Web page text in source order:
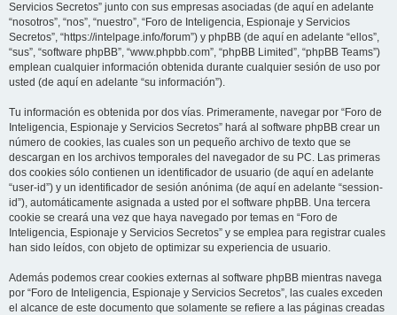
Servicios Secretos” junto con sus empresas asociadas (de aquí en adelante
“nosotros”, “nos”, “nuestro”, “Foro de Inteligencia, Espionaje y Servicios
Secretos”, “https://intelpage.info/forum”) y phpBB (de aquí en adelante “ellos”,
“sus”, “software phpBB”, “www.phpbb.com”, “phpBB Limited”, “phpBB Teams”)
emplean cualquier información obtenida durante cualquier sesión de uso por
usted (de aquí en adelante “su información”).
Tu información es obtenida por dos vías. Primeramente, navegar por “Foro de
Inteligencia, Espionaje y Servicios Secretos” hará al software phpBB crear un
número de cookies, las cuales son un pequeño archivo de texto que se
descargan en los archivos temporales del navegador de su PC. Las primeras
dos cookies sólo contienen un identificador de usuario (de aquí en adelante
“user-id”) y un identificador de sesión anónima (de aquí en adelante “session-
id”), automáticamente asignada a usted por el software phpBB. Una tercera
cookie se creará una vez que haya navegado por temas en “Foro de
Inteligencia, Espionaje y Servicios Secretos” y se emplea para registrar cuales
han sido leídos, con objeto de optimizar su experiencia de usuario.
Además podemos crear cookies externas al software phpBB mientras navega
por “Foro de Inteligencia, Espionaje y Servicios Secretos”, las cuales exceden
el alcance de este documento que solamente se refiere a las páginas creadas